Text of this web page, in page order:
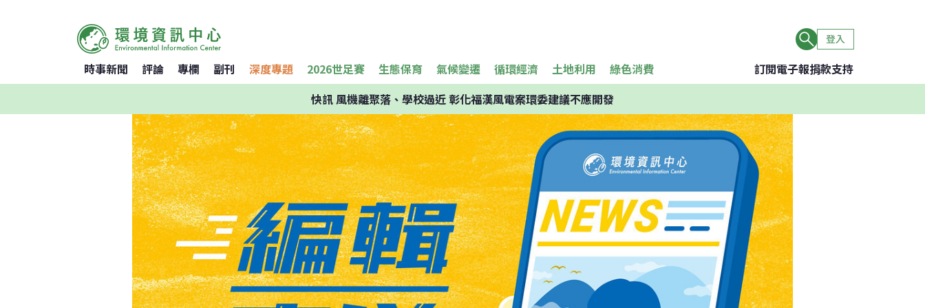
登入
時事新聞 評論 專欄 副刊 深度專題 2026世足賽 生態保育 氣候變遷 循環經濟 土地利用 綠色消費 訂閱電子報捐款支持
快訊風機離聚落、學校過近 彰化福漢風電案環委建議不應開發